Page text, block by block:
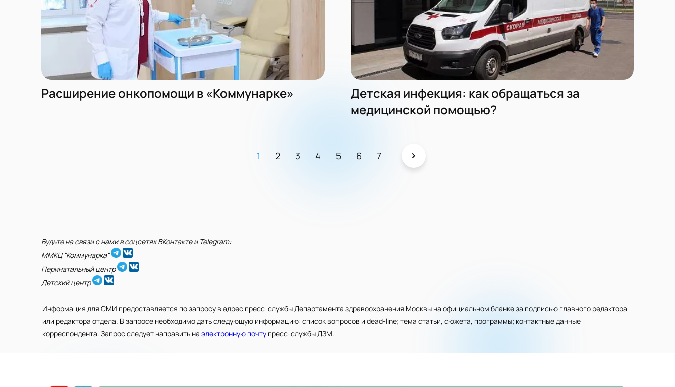
Расширение онкопомощи в «Коммунарке»
Детская инфекция: как обращаться за
медицинской помощью?
1 2 3 4 5 6 7
Будьте на связи с нами в соцсетях ВКонтакте и Telegram:
ММКЦ "Коммунарка"
Перинатальный центр
Детский центр
Информация для СМИ предоставляется по запросу в адрес пресс-службы Департамента здравоохранения Москвы на официальном бланке за подписью главного редактора
или редактора отдела. В запросе необходимо дать следующую информацию: список вопросов и dead-line; тема статьи, сюжета, программы; контактные данные
корреспондента. Запрос следует направить на электронную почту пресс-службы ДЗМ.